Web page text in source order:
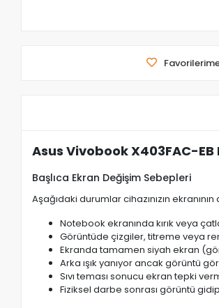
Asus Vivobook X403FAC-
Başlıca Ekran Değişim Sebepleri
Aşağıdaki durumlar cihazınızın
Notebook ekranında kırık veya
Görüntüde çizgiler, titreme veya
Ekranda tamamen siyah ekran
Arka ışık yanıyor ancak görüntü
Sıvı teması sonucu ekran tepki
Fiziksel darbe sonrası görüntü